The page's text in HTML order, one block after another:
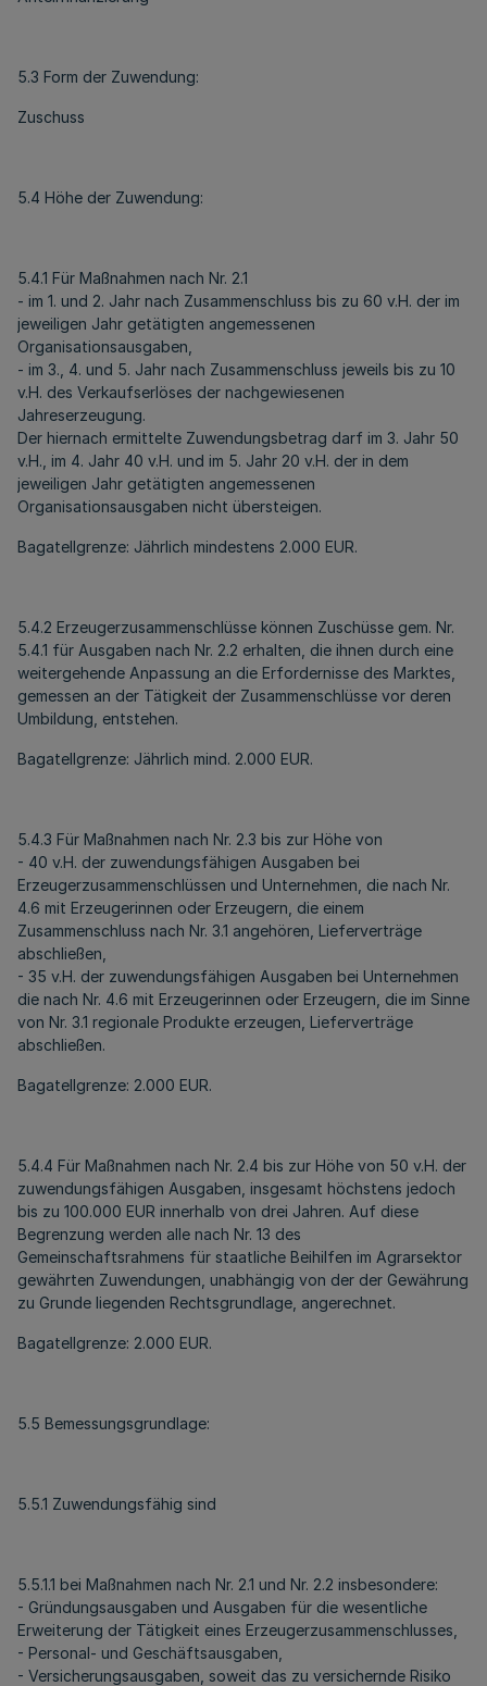
5.3 Form der Zuwendung:
Zuschuss
5.4 Höhe der Zuwendung:
5.4.1 Für Maßnahmen nach Nr. 2.1
- im 1. und 2. Jahr nach Zusammenschluss bis zu 60 v.H. der im
jeweiligen Jahr getätigten angemessenen
Organisationsausgaben,
- im 3., 4. und 5. Jahr nach Zusammenschluss jeweils bis zu 10
v.H. des Verkaufserlöses der nachgewiesenen
Jahreserzeugung.
Der hiernach ermittelte Zuwendungsbetrag darf im 3. Jahr 50
v.H., im 4. Jahr 40 v.H. und im 5. Jahr 20 v.H. der in dem
jeweiligen Jahr getätigten angemessenen
Organisationsausgaben nicht übersteigen.
Bagatellgrenze: Jährlich mindestens 2.000 EUR.
5.4.2 Erzeugerzusammenschlüsse können Zuschüsse gem. Nr.
5.4.1 für Ausgaben nach Nr. 2.2 erhalten, die ihnen durch eine
weitergehende Anpassung an die Erfordernisse des Marktes,
gemessen an der Tätigkeit der Zusammenschlüsse vor deren
Umbildung, entstehen.
Bagatellgrenze: Jährlich mind. 2.000 EUR.
5.4.3 Für Maßnahmen nach Nr. 2.3 bis zur Höhe von
- 40 v.H. der zuwendungsfähigen Ausgaben bei
Erzeugerzusammenschlüssen und Unternehmen, die nach Nr.
4.6 mit Erzeugerinnen oder Erzeugern, die einem
Zusammenschluss nach Nr. 3.1 angehören, Lieferverträge
abschließen,
- 35 v.H. der zuwendungsfähigen Ausgaben bei Unternehmen
die nach Nr. 4.6 mit Erzeugerinnen oder Erzeugern, die im Sinne
von Nr. 3.1 regionale Produkte erzeugen, Lieferverträge
abschließen.
Bagatellgrenze: 2.000 EUR.
5.4.4 Für Maßnahmen nach Nr. 2.4 bis zur Höhe von 50 v.H. der
zuwendungsfähigen Ausgaben, insgesamt höchstens jedoch
bis zu 100.000 EUR innerhalb von drei Jahren. Auf diese
Begrenzung werden alle nach Nr. 13 des
Gemeinschaftsrahmens für staatliche Beihilfen im Agrarsektor
gewährten Zuwendungen, unabhängig von der der Gewährung
zu Grunde liegenden Rechtsgrundlage, angerechnet.
Bagatellgrenze: 2.000 EUR.
5.5 Bemessungsgrundlage:
5.5.1 Zuwendungsfähig sind
5.5.1.1 bei Maßnahmen nach Nr. 2.1 und Nr. 2.2 insbesondere:
- Gründungsausgaben und Ausgaben für die wesentliche
Erweiterung der Tätigkeit eines Erzeugerzusammenschlusses,
- Personal- und Geschäftsausgaben,
- Versicherungsausgaben, soweit das zu versichernde Risiko